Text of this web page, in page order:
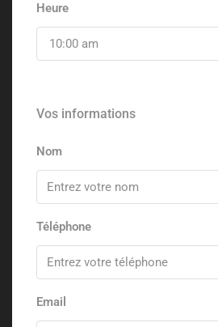
Heure
10:00 am
Vos informations
Nom
Téléphone
Email